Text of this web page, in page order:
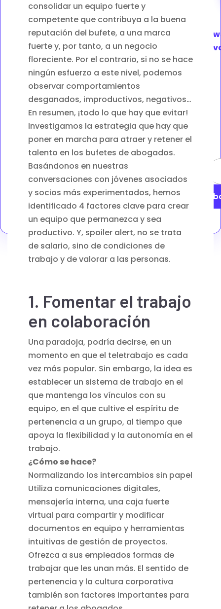
consolidar un equipo fuerte y
competente que contribuya a la buena
reputación del bufete, a una marca
fuerte y, por tanto, a un negocio
floreciente. Por el contrario, si no se hace
ningún esfuerzo a este nivel, podemos
observar comportamientos
desganados, improductivos, negativos…
En resumen, ¡todo lo que hay que evitar!
Investigamos la estrategia que hay que
poner en marcha para atraer y retener el
talento en los bufetes de abogados.
Basándonos en nuestras
conversaciones con jóvenes asociados
y socios más experimentados, hemos
identificado 4 factores clave para crear
un equipo que permanezca y sea
productivo. Y, spoiler alert, no se trata
de salario, sino de condiciones de
trabajo y de valorar a las personas.
1. Fomentar el trabajo
en colaboración
Una paradoja, podría decirse, en un
momento en que el teletrabajo es cada
vez más popular. Sin embargo, la idea es
establecer un sistema de trabajo en el
que mantenga los vínculos con su
equipo, en el que cultive el espíritu de
pertenencia a un grupo, al tiempo que
apoya la flexibilidad y la autonomía en el
trabajo.
¿Cómo se hace?
Normalizando los intercambios sin papel
Utiliza comunicaciones digitales,
mensajería interna, una caja fuerte
virtual para compartir y modificar
documentos en equipo y herramientas
intuitivas de gestión de proyectos.
Ofrezca a sus empleados formas de
trabajar que les unan más. El sentido de
pertenencia y la cultura corporativa
también son factores importantes para